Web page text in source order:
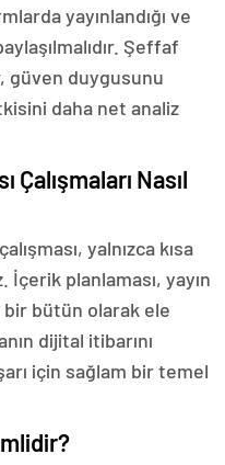
yayınlandığı ve
Şeffaf
güven duygusunu
daha net analiz
Çalışmaları Nasıl
yalnızca kısa
planlaması, yayın
bütün olarak ele
dijital itibarını
için sağlam bir temel